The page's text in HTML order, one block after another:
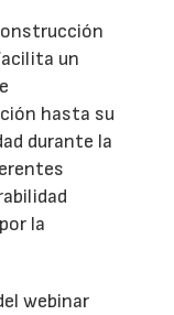
un
hasta su
durante la
la
webinar